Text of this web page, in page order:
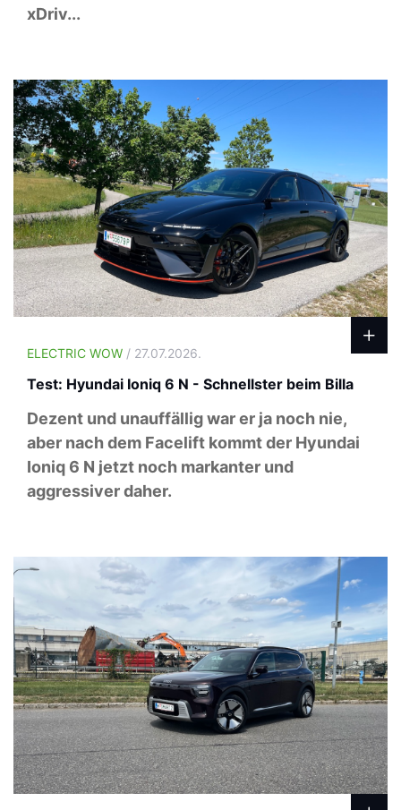
xDriv...
ELECTRIC WOW / 27.07.2026.
Test: Hyundai Ioniq 6 N - Schnellster beim Billa
Dezent und unauffällig war er ja noch nie,
aber nach dem Facelift kommt der Hyundai
Ioniq 6 N jetzt noch markanter und
aggressiver daher.